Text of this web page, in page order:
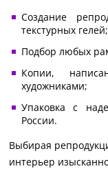
Создание
текстурных гелей;
Подбор любых
Копии,
художниками;
Упаковка с
России.
Выбирая
интерьер